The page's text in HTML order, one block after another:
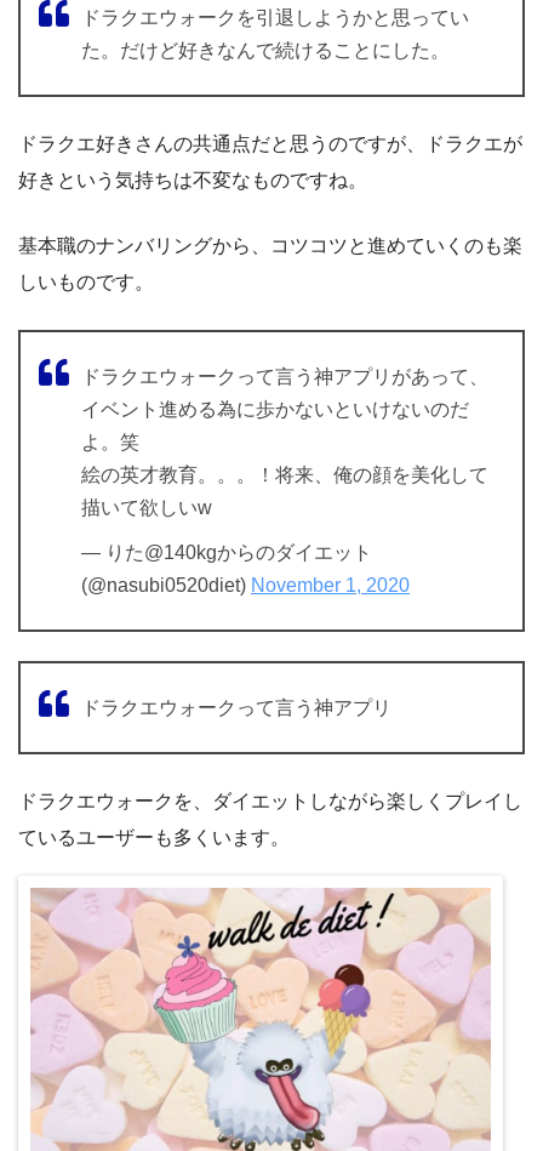
ドラクエウォークを引退しようかと思ってい
た。だけど好きなんで続けることにした。
ドラクエ好きさんの共通点だと思うのですが、ドラクエが
好きという気持ちは不変なものですね。
基本職のナンバリングから、コツコツと進めていくのも楽
しいものです。
ドラクエウォークって言う神アプリがあって、
イベント進める為に歩かないといけないのだ
よ。笑
絵の英才教育。。。！将来、俺の顔を美化して
描いて欲しいw
— りた@140kgからのダイエット
(@nasubi0520diet) November 1, 2020
ドラクエウォークって言う神アプリ
ドラクエウォークを、ダイエットしながら楽しくプレイし
ているユーザーも多くいます。